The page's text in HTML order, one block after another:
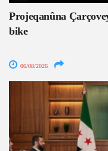
Projeqanûna
bike
06/08/2026